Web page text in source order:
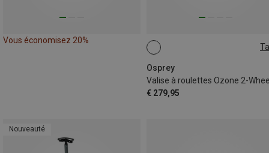
Vous économisez 20%
Osprey
€ 279,95
80L
Nouveauté